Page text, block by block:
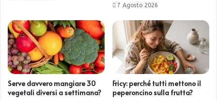
7 Agosto 2026
Serve davvero mangiare 30
vegetali diversi a settimana?
Fricy: perché tutti mettono il
peperoncino sulla frutta?